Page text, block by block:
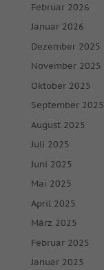
Februar 2026
Januar 2026
Dezember 2025
November 2025
Oktober 2025
September 2025
August 2025
Juli 2025
Juni 2025
Mai 2025
April 2025
März 2025
Februar 2025
Januar 2025